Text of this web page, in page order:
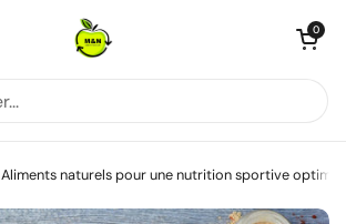
Ouvrir le
0
Aliments naturels pour une nutrition sportive